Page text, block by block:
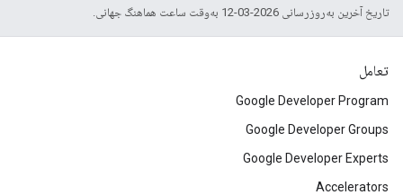
تاریخ آخرین به‌روزرسانی 2026-03-12 به‌وقت ساعت هماهنگ جهانی.
تعامل
Google Developer Program
Google Developer Groups
Google Developer Experts
Accelerators